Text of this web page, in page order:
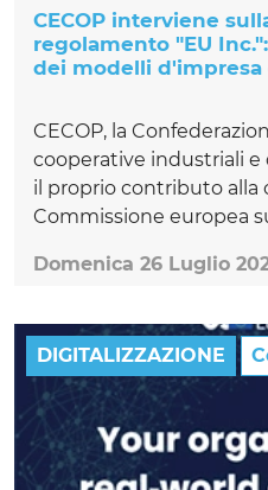
CECOP interviene
regolamento "EU
dei modelli d'impresa
CECOP, la
cooperative industriali e
il proprio contributo alla
Commissione europea
Domenica 26 Luglio
DIGITALIZZAZIONE